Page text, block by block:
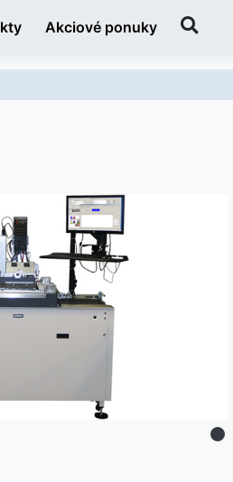
Akciové ponuky